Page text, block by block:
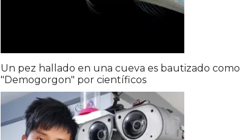
Un pez hallado en una cueva es bautizado como
"Demogorgon" por científicos